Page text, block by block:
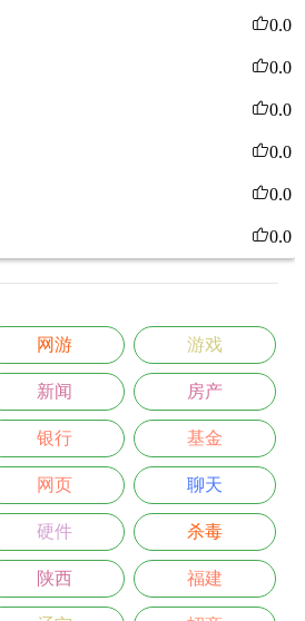
0.0
0.0
0.0
0.0
0.0
0.0
网游 游戏
新闻 房产
银行 基金
网页 聊天
硬件 杀毒
陕西 福建